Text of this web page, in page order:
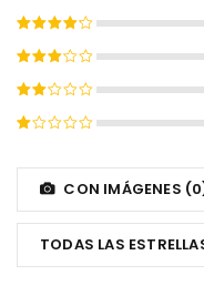
Valorado
5
Valorado
de 5
Valorado
3de
Valorado
de
con
5
CON IMÁGENES (0
TODAS LAS